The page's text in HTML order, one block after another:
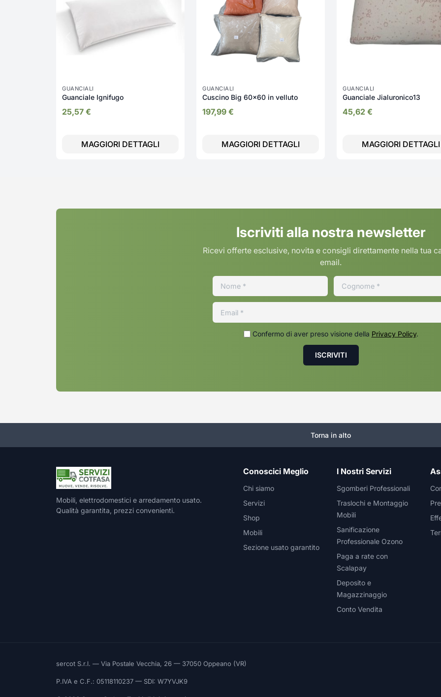
GUANCIALI
Guanciale Ignifugo
25,57 €
MAGGIORI DETTAGLI
GUANCIALI
Cuscino Big 60x60 in velluto
197,99 €
MAGGIORI DETTAGLI
GUANCIALI
Guanciale Jialuronico13
45,62 €
MAGGIORI DETTAGLI
Iscriviti alla nostra newsletter
Ricevi offerte esclusive, novita e consigli direttamente nella tua
email.
Confermo di aver preso visione della Privacy Policy.
Torna in alto
Mobili, elettrodomestici e arredamento usato.
Qualità garantita, prezzi convenienti.
Conoscici Meglio
Chi siamo
Servizi
Shop
Mobili
Sezione usato garantito
I Nostri Servizi
Sgomberi Professionali
Traslochi e Montaggio
Mobili
Sanificazione
Professionale Ozono
Paga a rate con
Scalapay
Deposito e
Magazzinaggio
Conto Vendita
sercot S.r.l. — Via Postale Vecchia, 26 — 37050 Oppeano (VR)
P.IVA e C.F.: 05118110237 — SDI: W7YVJK9